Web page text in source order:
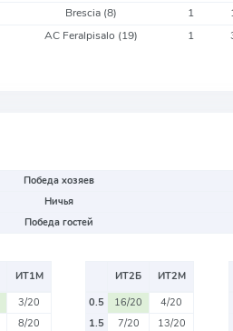
Brescia (8) 1
AC Feralpisalo (19) 1
Победа хозяев
Ничья
Победа гостей
ИТ1М
3/20
8/20
ИТ2Б
ИТ2М
0.5
16/20
4/20
1.5
7/20
13/20